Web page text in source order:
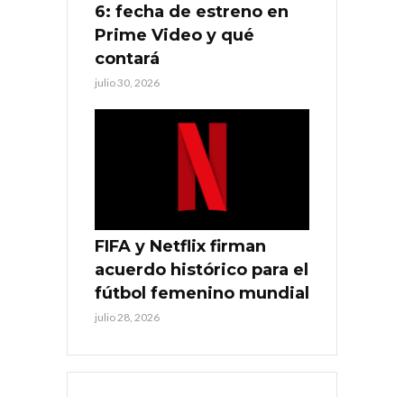
6: fecha de estreno en
Prime Video y qué
contará
julio 30, 2026
FIFA y Netflix firman
acuerdo histórico para el
fútbol femenino mundial
julio 28, 2026